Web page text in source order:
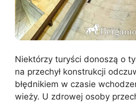
Niektórzy turyści donoszą o
na przechył konstrukcji
błędnikiem w czasie
wieży. U zdrowej osoby